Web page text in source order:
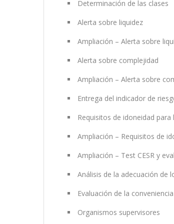
Determinación de las clases
Alerta sobre liquidez
Ampliación – Alerta sobre
Alerta sobre complejidad
Ampliación – Alerta sobre
Entrega del indicador de
Requisitos de idoneidad para
Ampliación – Requisitos de
Ampliación – Test CESR y
Análisis de la adecuación de
Evaluación de la conveniencia
Organismos supervisores